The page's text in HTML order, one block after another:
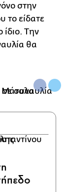
στην
το είδατε
ίδιο. Την
θα